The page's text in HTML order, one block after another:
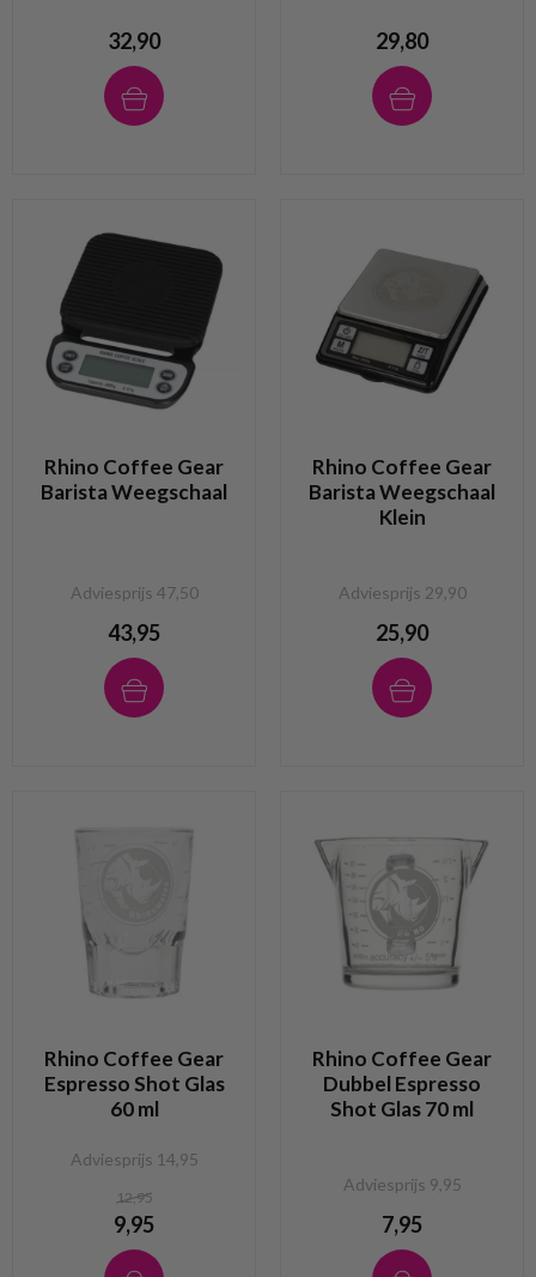
32,90 29,80
Rhino Coffee Gear
Barista Weegschaal
Adviesprijs 47,50
43,95
Rhino Coffee Gear
Barista Weegschaal
Klein
Adviesprijs 29,90
25,90
Rhino Coffee Gear
Espresso Shot Glas
60 ml
Adviesprijs 14,95
12,95
9,95
Rhino Coffee Gear
Dubbel Espresso
Shot Glas 70 ml
Adviesprijs 9,95
7,95